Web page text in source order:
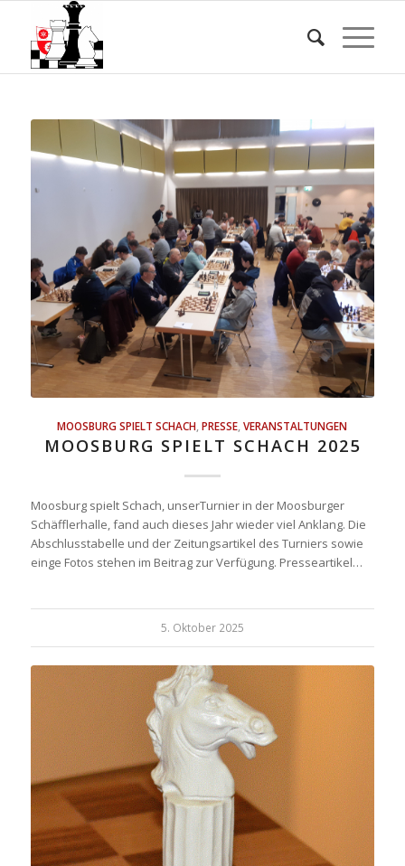
MOOSBURG SPIELT SCHACH ,PRESSE ,VERANSTALTUNGEN
MOOSBURG SPIELT SCHACH 2025
Moosburg spielt Schach, unserTurnier in der Moosburger
Schäfflerhalle, fand auch dieses Jahr wieder viel Anklang. Die
Abschlusstabelle und der Zeitungsartikel des Turniers sowie
einge Fotos stehen im Beitrag zur Verfügung. Presseartikel…
5. Oktober 2025